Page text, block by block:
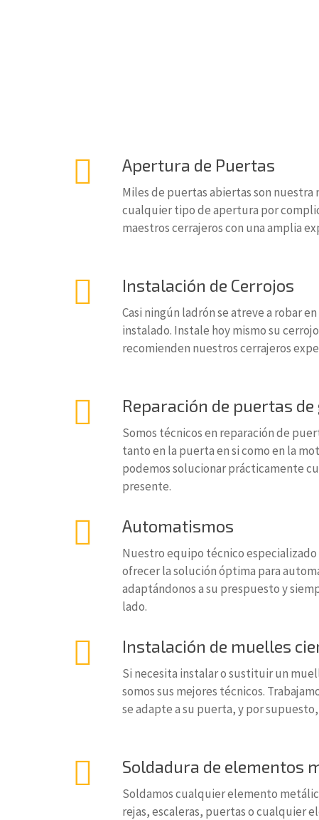
Apertura de Puertas
Miles de puertas abiertas son nuestra
cualquier tipo de apertura por
maestros cerrajeros con una amplia
Instalación de Cerrojos
Casi ningún ladrón se atreve a robar
instalado. Instale hoy mismo su
recomienden nuestros cerrajeros
Reparación de puertas de
Somos técnicos en reparación de
tanto en la puerta en si como en la
podemos solucionar prácticamente
presente.
Automatismos
Nuestro equipo técnico
ofrecer la solución óptima para
adaptándonos a su prespuesto y
lado.
Instalación de muelles
Si necesita instalar o sustituir un
somos sus mejores técnicos.
se adapte a su puerta, y por
Soldadura de elementos
Soldamos cualquier elemento
rejas, escaleras, puertas o cualquier